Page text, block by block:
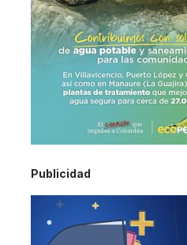
Publicidad